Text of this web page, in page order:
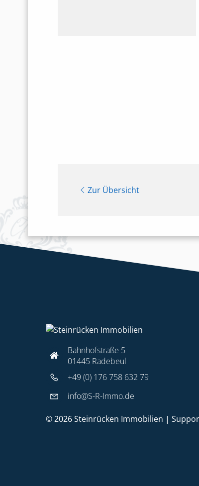
Zur Übersicht
Bahnhofstraße 5
01445 Radebeul
+49 (0) 176 758 632 79
info@S-R-Immo.de
© 2026 Steinrücken Immobilien |